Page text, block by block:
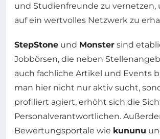
und Studienfreunde zu vernetzen,
auf ein wertvolles Netzwerk zu
StepStone und Monster sind
Jobbörsen, die neben
auch fachliche Artikel und Events
man hier nicht nur aktiv sucht,
profiliert agiert, erhöht sich die
Personalverantwortlichen.
Bewertungsportale wie kununu